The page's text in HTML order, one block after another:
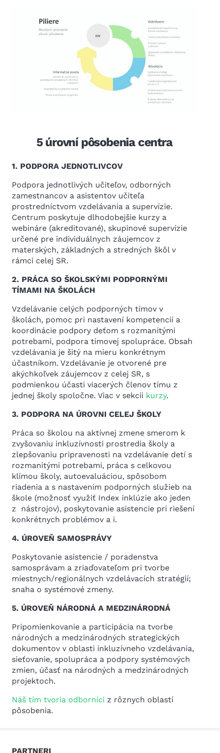
5 úrovní pôsobenia centra
1. PODPORA JEDNOTLIVCOV
Podpora jednotlivých učiteľov, odborných
zamestnancov a asistentov učiteľa
prostredníctvom vzdelávania a supervízie.
Centrum poskytuje dlhodobejšie kurzy a
webináre (akreditované), skupinové supervízie
určené pre individuálnych záujemcov z
materských, základných a stredných škôl v
rámci celej SR.
2. PRÁCA SO ŠKOLSKÝMI PODPORNÝMI
TÍMAMI NA ŠKOLÁCH
Vzdelávanie celých podporných tímov v
školách, pomoc pri nastavení kompetencií a
koordinácie podpory deťom s rozmanitými
potrebami, podpora tímovej spolupráce. Obsah
vzdelávania je šitý na mieru konkrétnym
účastníkom. Vzdelávanie je otvorené pre
akýchkoľvek záujemcov z celej SR, s
podmienkou účasti viacerých členov tímu z
jednej školy spoločne. Viac v sekcii kurzy.
3. PODPORA NA ÚROVNI CELEJ ŠKOLY
Práca so školou na aktívnej zmene smerom k
zvyšovaniu inkluzívnosti prostredia školy a
zlepšovaniu pripravenosti na vzdelávanie detí s
rozmanitými potrebami, práca s celkovou
klímou školy, autoevaluáciou, spôsobom
riadenia a s nastavením podporných služieb na
škole (možnosť využiť Index inklúzie ako jeden
z nástrojov), poskytovanie asistencie pri riešení
konkrétnych problémov a i.
4. ÚROVEŇ SAMOSPRÁVY
Poskytovanie asistencie / poradenstva
samosprávam a zriaďovateľom pri tvorbe
miestnych/regionálnych vzdelávacích stratégií;
snaha o systémové zmeny.
5. ÚROVEŇ NÁRODNÁ A MEDZINÁRODNÁ
Pripomienkovanie a participácia na tvorbe
národných a medzinárodných strategických
dokumentov v oblasti inkluzívneho vzdelávania,
sieťovanie, spolupráca a podpory systémových
zmien, účasť na národných a medzinárodných
projektoch.
Náš tím tvoria odborníci z rôznych oblastí
pôsobenia.
PARTNERI